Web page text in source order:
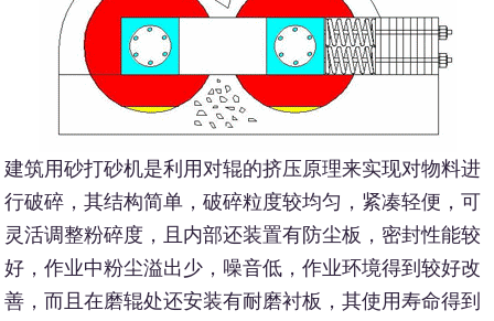
建筑用砂打砂机是利用对辊的挤压原理来实现对物料进
行破碎，其结构简单，破碎粒度较均匀，紧凑轻便，可
灵活调整粉碎度，且内部还装置有防尘板，密封性能较
好，作业中粉尘溢出少，噪音低，作业环境得到较好改
善，而且在磨辊处还安装有耐磨衬板，其使用寿命得到